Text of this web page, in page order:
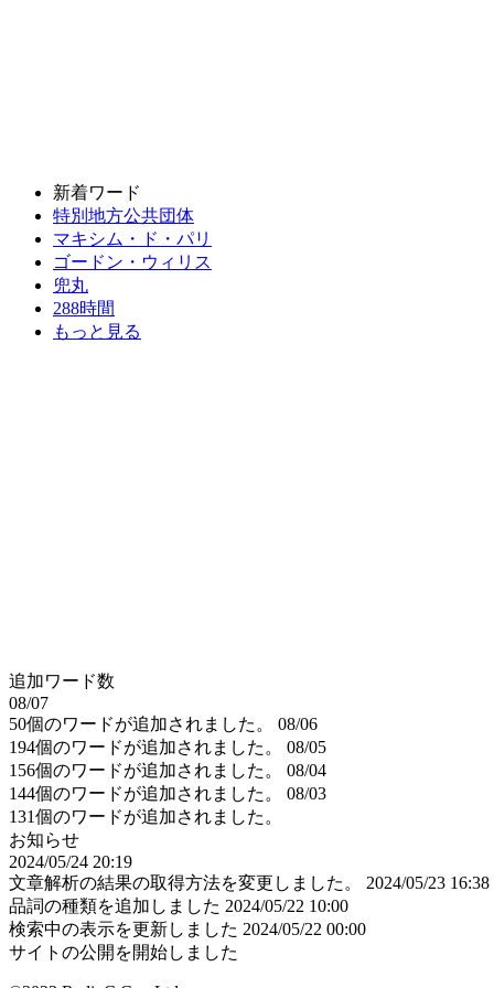
新着ワード
特別地方公共団体
マキシム・ド・パリ
ゴードン・ウィリス
兜丸
288時間
もっと見る
追加ワード数
08/07
50個のワードが追加されました。
08/06
194個のワードが追加されました。
08/05
156個のワードが追加されました。
08/04
144個のワードが追加されました。
08/03
131個のワードが追加されました。
お知らせ
2024/05/24 20:19
文章解析の結果の取得方法を変更しました。
2024/05/23 16:38
品詞の種類を追加しました 2024/05/22 10:00
検索中の表示を更新しました 2024/05/22 00:00
サイトの公開を開始しました